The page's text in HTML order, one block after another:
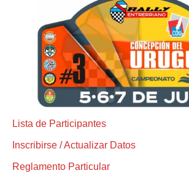
Lista de Participantes
Inscribirse / Actualizar Datos
Reglamento Particular